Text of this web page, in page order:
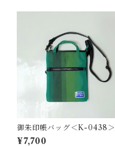
御朱印帳バッグ＜K-0438＞
¥7,700